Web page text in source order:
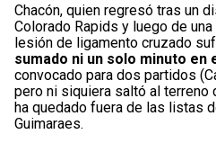
Chacón, quien regresó tras un
Colorado Rapids y luego de
lesión de ligamento cruzado
sumado ni un solo minuto en
convocado para dos partidos
pero ni siquiera saltó al terreno
ha quedado fuera de las listas
Guimaraes.